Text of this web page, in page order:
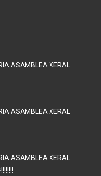
ASAMBLEA XERAL
ASAMBLEA XERAL
ASAMBLEA XERAL
!!!!!!!!